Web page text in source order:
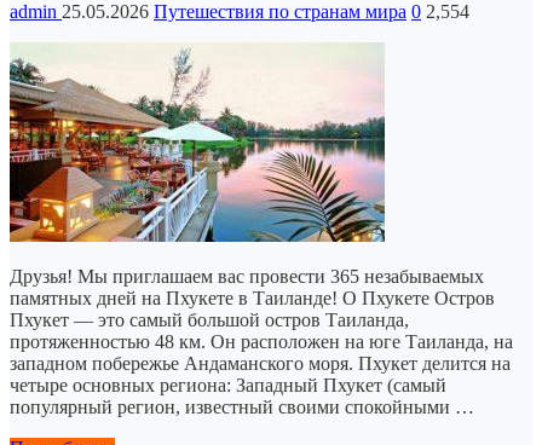
admin 25.05.2026 Путешествия по странам мира 0 2,554
Друзья! Мы приглашаем вас провести 365 незабываемых
памятных дней на Пхукете в Таиланде! О Пхукете Остров
Пхукет — это самый большой остров Таиланда,
протяженностью 48 км. Он расположен на юге Таиланда, на
западном побережье Андаманского моря. Пхукет делится на
четыре основных региона: Западный Пхукет (самый
популярный регион, известный своими спокойными …